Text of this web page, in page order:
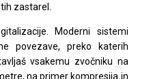
zastarel.
Moderni sistemi
povezave, preko katerih
vsakemu zvočniku na
na primer kompresija in